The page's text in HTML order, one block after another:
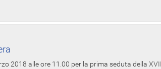
2018 alle ore 11.00 per la prima seduta della